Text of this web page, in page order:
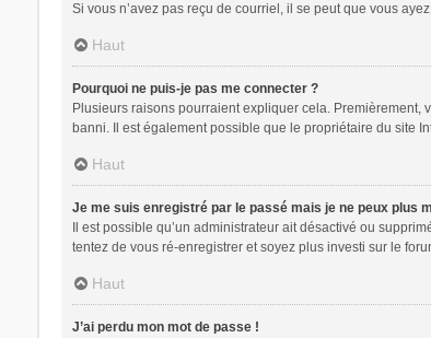
Si vous n’avez pas reçu de courriel, il se peut que vous
Haut
Pourquoi ne puis-je pas me connecter ?
Plusieurs raisons pourraient expliquer cela. Premièrement,
banni. Il est également possible que le propriétaire du site
Haut
Je me suis enregistré par le passé mais je ne peux plus
Il est possible qu’un administrateur ait désactivé ou
tentez de vous ré-enregistrer et soyez plus investi sur le
Haut
J’ai perdu mon mot de passe !